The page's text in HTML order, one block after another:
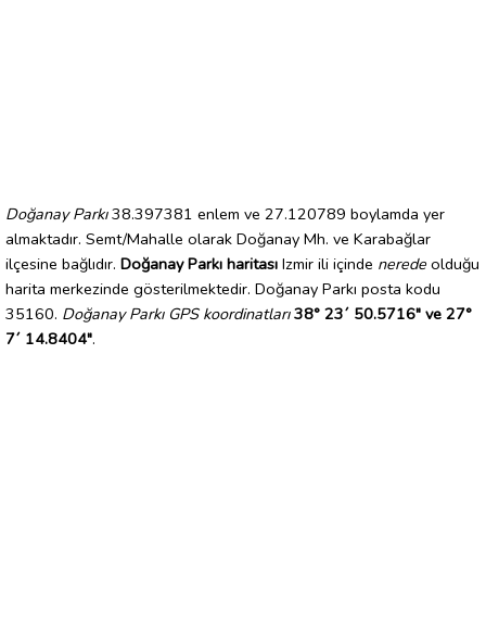
Doğanay Parkı38.397381 enlem ve 27.120789 boylamda yer
almaktadır. Semt/Mahalle olarak Doğanay Mh. ve Karabağlar
ilçesine bağlıdır. Doğanay Parkı haritası Izmir ili içinde nerede olduğu
harita merkezinde gösterilmektedir. Doğanay Parkı posta kodu
35160. Doğanay Parkı GPS koordinatları 38° 23´ 50.5716" ve 27°
7´ 14.8404".